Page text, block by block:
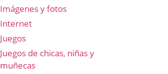
Imágenes y fotos
Internet
Juegos
Juegos de chicas, niñas y
muñecas